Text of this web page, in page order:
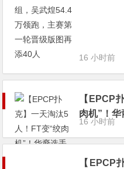
16 小时前
【EPCP
肉机”！华
16 小时前
【EPCP